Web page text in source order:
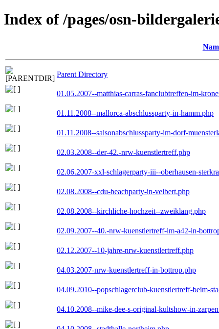
Index of /pages/osn-
Parent Directory
01.05.2007--matthias-carras-fanclubtreffen-im-
01.11.2008--mallorca-abschlussparty-in-hamm.php
01.11.2008--saisonabschlussparty-im-dorf-
02.03.2008--der-42.-nrw-kuenstlertreff.php
02.06.2007-xxl-schlagerparty-iii--oberhausen-
02.08.2008--cdu-beachparty-in-velbert.php
02.08.2008--kirchliche-hochzeit--zweiklang.php
02.09.2007--40.-nrw-kuenstlertreff-im-a42-in-
02.12.2007--10-jahre-nrw-kuenstlertreff.php
04.03.2007-nrw-kuenstlertreff-in-bottrop.php
04.09.2010--popschlagerclub-kuenstlertreff-beim-
04.10.2008--mike-dee-s-original-kultshow-in-